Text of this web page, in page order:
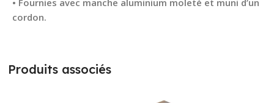
cordon.
Produits associés